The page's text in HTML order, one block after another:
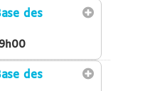
des
des